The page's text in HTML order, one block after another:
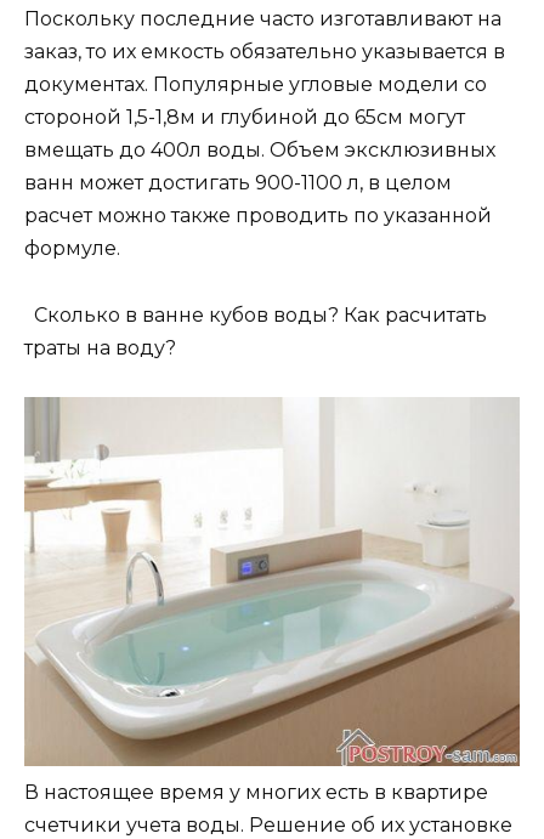
Поскольку последние часто изготавливают на
заказ, то их емкость обязательно указывается в
документах. Популярные угловые модели со
стороной 1,5-1,8м и глубиной до 65см могут
вмещать до 400л воды. Объем эксклюзивных
ванн может достигать 900-1100 л, в целом
расчет можно также проводить по указанной
формуле.
Сколько в ванне кубов воды? Как расчитать
траты на воду?
В настоящее время у многих есть в квартире
счетчики учета воды. Решение об их установке